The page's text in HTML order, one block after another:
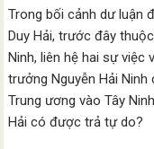
Trong bối cảnh dư luận
Duy Hải, trước đây
Ninh, liên hệ hai sự việc
trưởng Nguyễn Hải
Trung ương vào Tây
Hải có được trả tự do?